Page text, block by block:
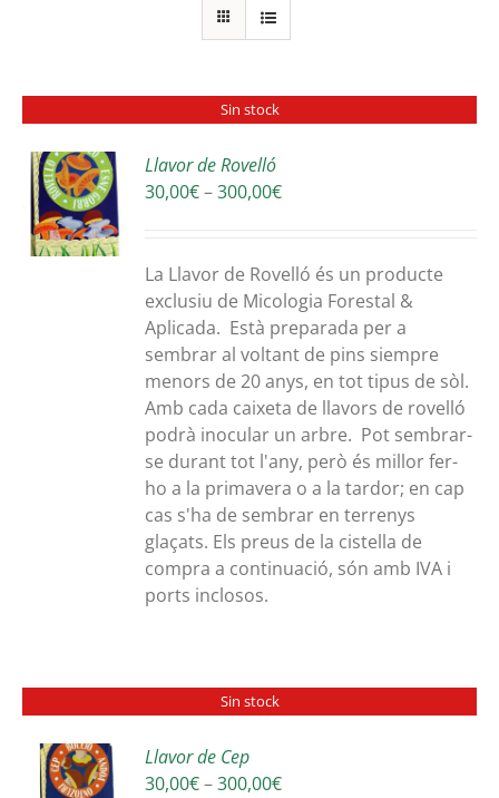
Sin stock
Llavor de Rovelló
30,00€–300,00€Interval
30,00€
a
300,00€
La Llavor de Rovelló és un producte
exclusiu de Micologia Forestal &
Aplicada. Està preparada per a
sembrar al voltant de pins siempre
menors de 20 anys, en tot tipus de sòl.
Amb cada caixeta de llavors de rovelló
podrà inocular un arbre. Pot sembrar-
se durant tot l'any, però és millor fer-
ho a la primavera o a la tardor; en cap
cas s'ha de sembrar en terrenys
glaçats. Els preus de la cistella de
compra a continuació, són amb IVA i
ports inclosos.
Sin stock
Llavor de Cep
30,00€–300,00€Interval